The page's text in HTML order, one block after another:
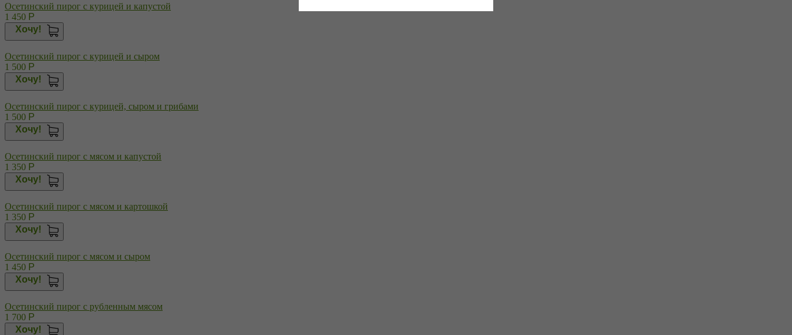
Осетинский пирог с курицей и капустой
1 450 Р
Хочу!
Осетинский пирог с курицей и сыром
1 500 Р
Хочу!
Осетинский пирог с курицей, сыром и грибами
1 500 Р
Хочу!
Осетинский пирог с мясом и капустой
1 350 Р
Хочу!
Осетинский пирог с мясом и картошкой
1 350 Р
Хочу!
Осетинский пирог с мясом и сыром
1 450 Р
Хочу!
Осетинский пирог с рубленным мясом
1 700 Р
Хочу!